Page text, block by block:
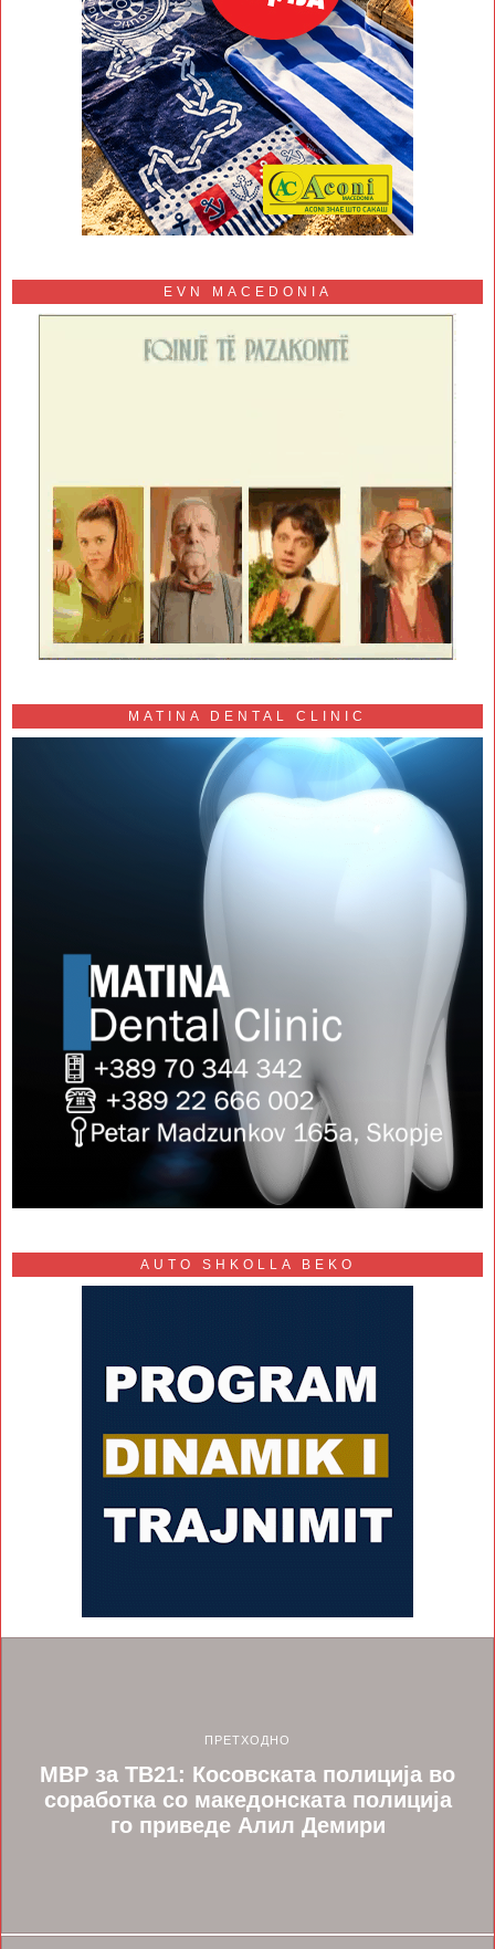
EVN MACEDONIA
MATINA DENTAL CLINIC
AUTO SHKOLLA BEKO
ПРЕТХОДНО
МВР за ТВ21: Косовската полиција во
соработка со македонската полиција
го приведе Алил Демири